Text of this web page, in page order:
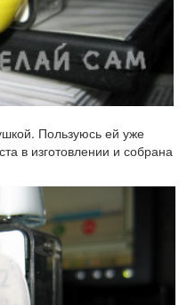
Пользуюсь ей уже
в изготовлении и собрана